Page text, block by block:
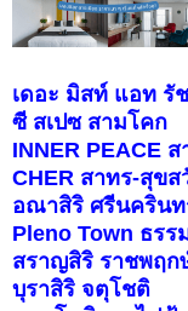
เดอะ มิสท์ แอท รั
ซี สเปซ สามโคก
INNER PEACE
CHER สาทร-สุขส
อณาสิริ ศรีนคริน
Pleno Town ธรร
สราญสิริ ราชพฤก
บุราสิริ จตุโชติ